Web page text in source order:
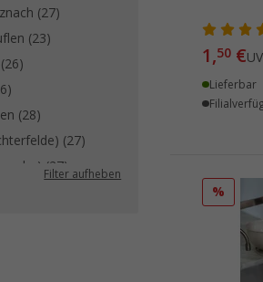
(27)
(23)
(28)
(27)
(27)
Filter aufheben
1,50 €
Lieferbar
%